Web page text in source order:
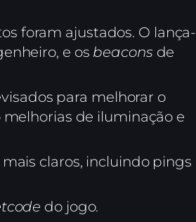
foram ajustados. O lança-
e os beacons de
para melhorar o
de iluminação e
claros, incluindo pings
do jogo.